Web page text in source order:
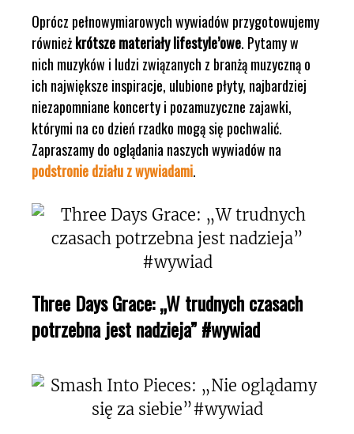
Oprócz pełnowymiarowych wywiadów przygotowujemy
równieżkrótsze materiały lifestyle’owe. Pytamy w
nich muzyków i ludzi związanych z branżą muzyczną o
ich największe inspiracje, ulubione płyty, najbardziej
niezapomniane koncerty i pozamuzyczne zajawki,
którymi na co dzień rzadko mogą się pochwalić.
Zapraszamy do oglądania naszych wywiadów na
podstronie działu z wywiadami.
Three Days Grace: „W trudnych czasach
potrzebna jest nadzieja” #wywiad